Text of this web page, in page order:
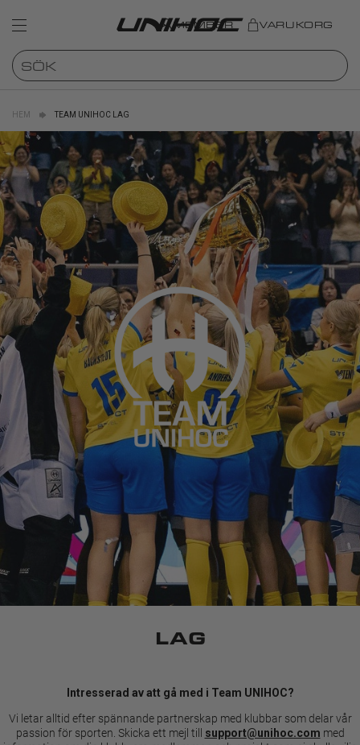
MEMBER VARUKORG
HEM TEAM UNIHOC LAG
LAG
Intresserad av att gå med i Team UNIHOC?
Vi letar alltid efter spännande partnerskap med klubbar som delar vår
passion för sporten. Skicka ett mejl till support@unihoc.com med